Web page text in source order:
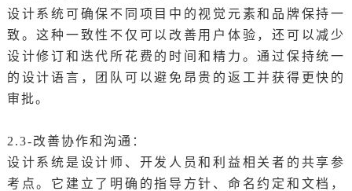
设计系统可确保不同项目中的视觉元素和品牌保持一
致。这种一致性不仅可以改善用户体验，还可以减少
设计修订和迭代所花费的时间和精力。通过保持统一
的设计语言，团队可以避免昂贵的返工并获得更快的
审批。
2.3-改善协作和沟通：
设计系统是设计师、开发人员和利益相关者的共享参
考点。它建立了明确的指导方针、命名约定和文档，